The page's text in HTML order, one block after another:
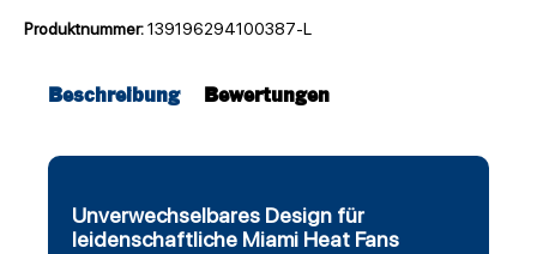
Produktnummer:139196294100387-L
Beschreibung Bewertungen
Unverwechselbares Design für
leidenschaftliche Miami Heat Fans